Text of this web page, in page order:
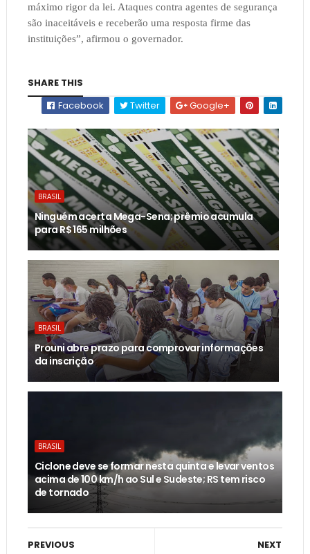
máximo rigor da lei. Ataques contra agentes de segurança
são inaceitáveis e receberão uma resposta firme das
instituições”, afirmou o governador.
SHARE THIS
Facebook
Twitter Google+
BRASIL
Ninguém acerta Mega-Sena; prêmio acumula
para R$ 165 milhões
BRASIL
Prouni abre prazo para comprovar informações
da inscrição
BRASIL
Ciclone deve se formar nesta quinta e levar ventos
acima de 100 km/h ao Sul e Sudeste; RS tem risco
de tornado
NEXT
PREVIOUS